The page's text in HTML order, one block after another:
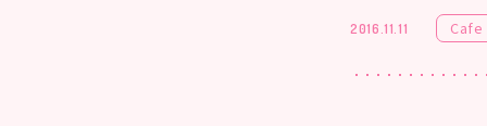
2016.11.11